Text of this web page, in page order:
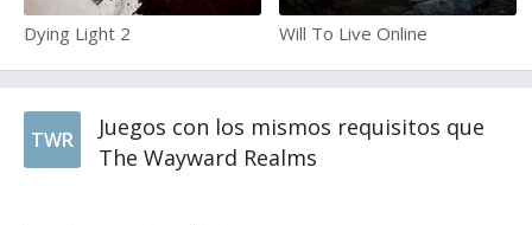
Dying Light 2 Will To Live Online
TWR
Juegos con los mismos requisitos que
The Wayward Realms